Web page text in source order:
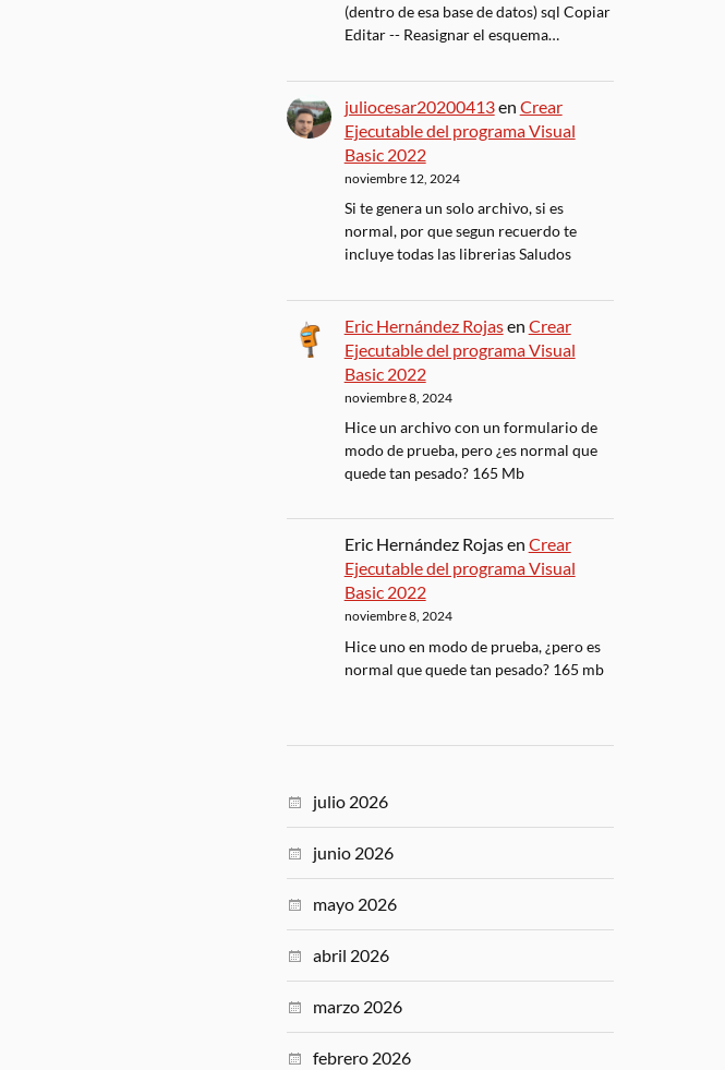
(dentro de esa base de datos) sql Copiar
Editar -- Reasignar el esquema…
juliocesar20200413en Crear
Ejecutable del programa Visual
Basic 2022
noviembre 12, 2024
Si te genera un solo archivo, si es
normal, por que segun recuerdo te
incluye todas las librerias Saludos
Eric Hernández Rojasen Crear
Ejecutable del programa Visual
Basic 2022
noviembre 8, 2024
Hice un archivo con un formulario de
modo de prueba, pero ¿es normal que
quede tan pesado? 165 Mb
Eric Hernández Rojasen Crear
Ejecutable del programa Visual
Basic 2022
noviembre 8, 2024
Hice uno en modo de prueba, ¿pero es
normal que quede tan pesado? 165 mb
julio 2026
junio 2026
mayo 2026
abril 2026
marzo 2026
febrero 2026